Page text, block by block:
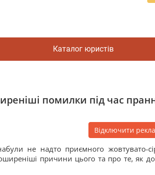
Каталог юристів
помилки під час
Відключити
не надто приємного жовтувато-
причини цього та про те, як